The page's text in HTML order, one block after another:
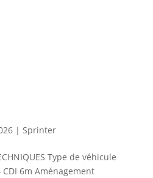
| Sprinter
Type de véhicule
6m Aménagement